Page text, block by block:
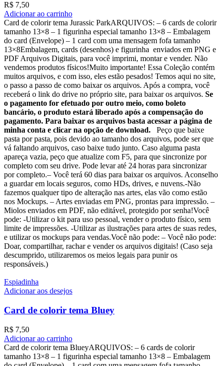
R$ 7,50
Adicionar ao carrinho
Card de colorir tema Jurassic ParkARQUIVOS: – 6 cards de colorir
tamanho 13×8 – ⁠1 figurinha especial tamanho 13×8 – ⁠Embalagem
do card (Envelope) – ⁠1 card com uma mensagem fofa tamanho
13×8Embalagem, cards (desenhos) e figurinha enviados em PNG e
PDF Arquivos Digitais, para você imprimi, montar e vender. Não
vendemos produtos físicos!Muito importante! Essa Coleção contém
muitos arquivos, e com isso, eles estão pesados! Temos aqui no site,
o passo a passo de como baixar os arquivos. Após a compra, você
receberá o link do drive no próprio site, para baixar os arquivos. Se
o pagamento for efetuado por outro meio, como boleto
bancário, o produto estará liberado após a compensação do
pagamento. Para baixar os arquivos basta acessar a página de
minha conta e clicar na opção de download.
Peço que baixe
pasta por pasta, pois devido ao tamanho dos arquivos, pode ser que
vá faltando arquivos, caso baixe tudo junto. Caso alguma pasta
apareça vazia, peço que atualize com F5, para que sincronize por
completo com seu drive. Pode levar até 24 horas para sincronizar
por completo.– Você terá 60 dias para baixar os arquivos. Aconselho
a guardar em locais seguros, como HDs, drives, e nuvens.-Não
fazemos qualquer tipo de alteração nas artes, elas vão como estão
nos Mockups. – Artes enviadas em PNG, prontas para impressão. –
Miolos enviados em PDF, não editável, protegido por senha!Você
pode: -Utilizar o kit para uso pessoal, vender o produto físico, sem
limite de impressões. -Utilizar as ilustrações para artes de suas redes,
e utilizar os mockups para vendas.Você não pode: – Você não pode:
Doar, compartilhar, rachar e vender os arquivos digitais! (Caso seja
descumprido, utilizaremos os meios legais para punir os
responsáveis.)
Espiadinha
Adicionar aos desejos
Card de colorir tema Bluey
R$ 7,50
Adicionar ao carrinho
Card de colorir tema BlueyARQUIVOS: – 6 cards de colorir
tamanho 13×8 – ⁠1 figurinha especial tamanho 13×8 – ⁠Embalagem